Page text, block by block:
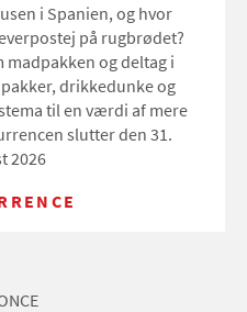
i Spanien, og hvor
på rugbrødet?
madpakken og deltag i
drikkedunke og
til en værdi af mere
slutter den 31.
2026